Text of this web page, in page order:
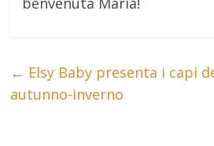
← Elsy Baby presenta i capi
autunno-inverno